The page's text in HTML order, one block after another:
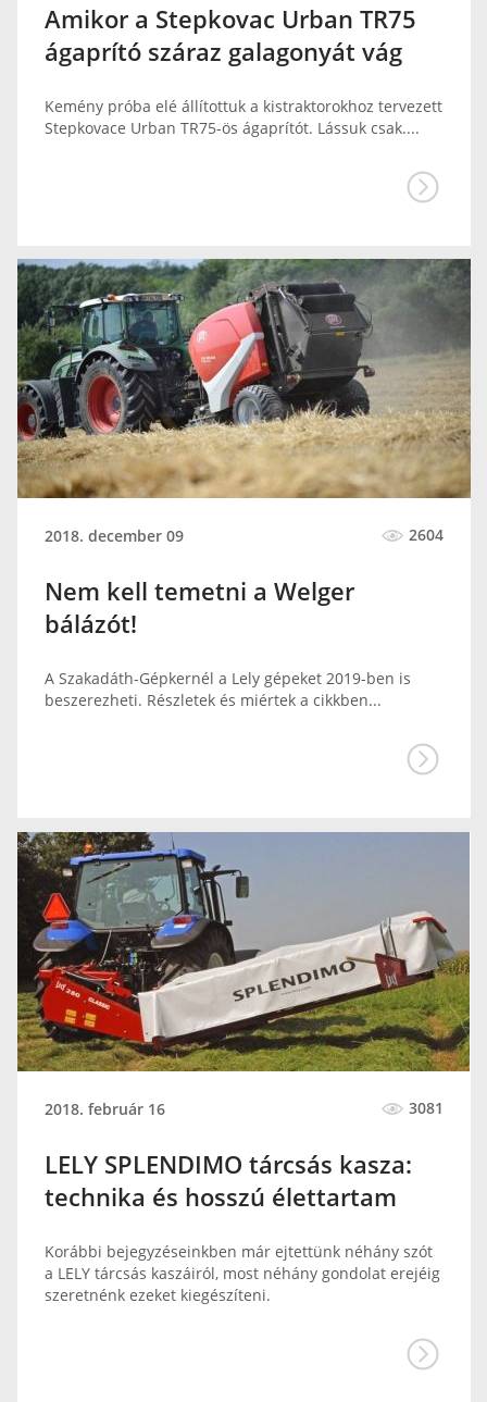
Amikor a Stepkovac Urban TR75
ágaprító száraz galagonyát vág
Kemény próba elé állítottuk a kistraktorokhoz tervezett
Stepkovace Urban TR75-ös ágaprítót. Lássuk csak....
2018. december 09 2604
Nem kell temetni a Welger
bálázót!
A Szakadáth-Gépkernél a Lely gépeket 2019-ben is
beszerezheti. Részletek és miértek a cikkben...
2018. február 16 3081
LELY SPLENDIMO tárcsás kasza:
technika és hosszú élettartam
Korábbi bejegyzéseinkben már ejtettünk néhány szót
a LELY tárcsás kaszáiról, most néhány gondolat erejéig
szeretnénk ezeket kiegészíteni.